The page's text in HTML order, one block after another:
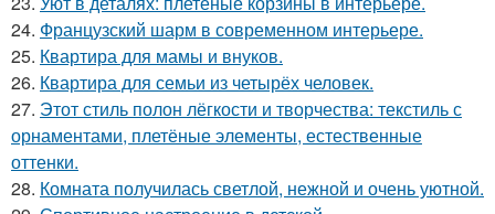
24. Французский шарм в современном интерьере.
25. Квартира для мамы и внуков.
26. Квартира для семьи из четырёх человек.
27. Этот стиль полон лёгкости и творчества: текстиль с
орнаментами, плетёные элементы, естественные
оттенки.
28. Комната получилась светлой, нежной и очень уютной.